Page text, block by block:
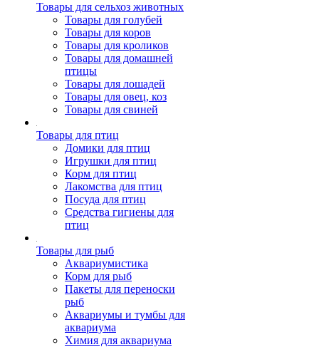
Товары для сельхоз животных
Товары для голубей
Товары для коров
Товары для кроликов
Товары для домашней
птицы
Товары для лошадей
Товары для овец, коз
Товары для свиней
Товары для птиц
Домики для птиц
Игрушки для птиц
Корм для птиц
Лакомства для птиц
Посуда для птиц
Средства гигиены для
птиц
Товары для рыб
Аквариумистика
Корм для рыб
Пакеты для переноски
рыб
Аквариумы и тумбы для
аквариума
Химия для аквариума